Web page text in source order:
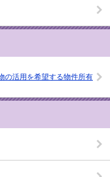
の活用を希望する物件所有